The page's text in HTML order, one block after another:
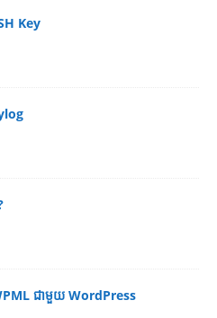
Key
ជាមួយ WordPress